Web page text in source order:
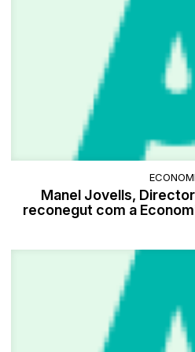
Manel Jovells,
reconegut com a